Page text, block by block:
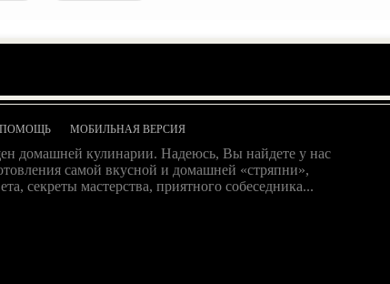
ПОМОЩЬ МОБИЛЬНАЯ ВЕРСИЯ
домашней кулинарии. Надеюсь, Вы найдете у нас
самой вкусной и домашней «стряпни»,
секреты мастерства, приятного собеседника...